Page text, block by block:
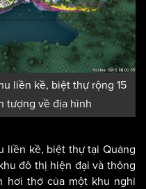
liền kề, biệt thự rộng 15
tượng về địa hình
liền kề, biệt thự tại Quảng
đô thị hiện đại và thông
hơi thở của một khu nghỉ